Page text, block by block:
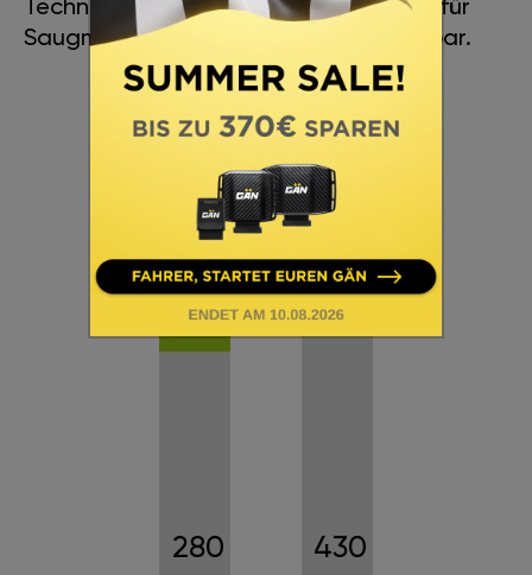
Technologien zur Leistungssteigerung für
Saugmotoren sind jetzt für Sie verfügbar.
280
22
HP
430
+
34